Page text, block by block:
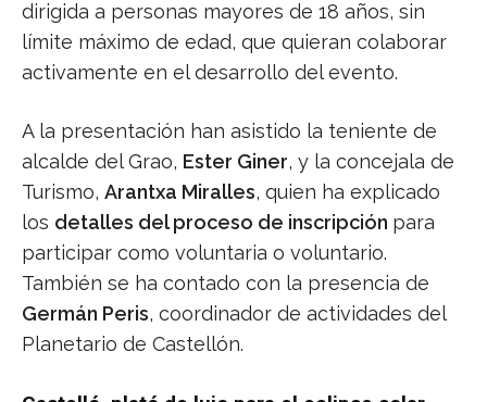
dirigida a personas mayores de 18 años, sin
límite máximo de edad, que quieran colaborar
activamente en el desarrollo del evento.
A la presentación han asistido la teniente de
alcalde del Grao, Ester Giner, y la concejala de
Turismo, Arantxa Miralles, quien ha explicado
los detalles del proceso de inscripción para
participar como voluntaria o voluntario.
También se ha contado con la presencia de
Germán Peris, coordinador de actividades del
Planetario de Castellón.